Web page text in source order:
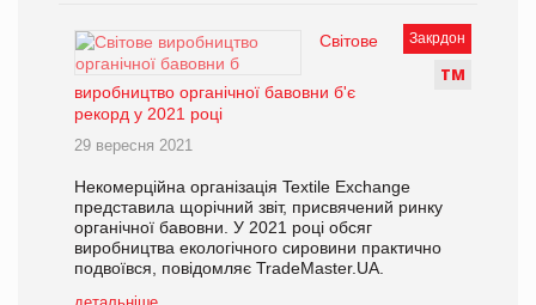
Закрдон
ТМ
Світове
виробництво органічної бавовни б'є
рекорд у 2021 році
29 вересня 2021
Некомерційна організація Textile Exchange
представила щорічний звіт, присвячений ринку
органічної бавовни. У 2021 році обсяг
виробництва екологічного сировини практично
подвоївся, повідомляє TradeMaster.UA.